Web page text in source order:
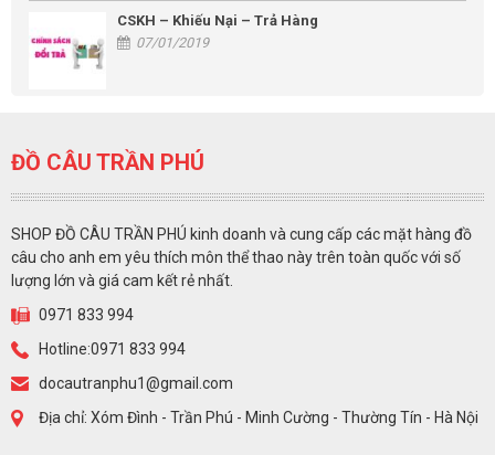
CSKH – Khiếu Nại – Trả Hàng
07/01/2019
ĐỒ CÂU TRẦN PHÚ
SHOP ĐỒ CÂU TRẦN PHÚ kinh doanh và cung cấp các mặt hàng đồ
câu cho anh em yêu thích môn thể thao này trên toàn quốc với số
lượng lớn và giá cam kết rẻ nhất.
0971 833 994
Hotline:0971 833 994
docautranphu1@gmail.com
Địa chỉ: Xóm Đình - Trần Phú - Minh Cường - Thường Tín - Hà Nội